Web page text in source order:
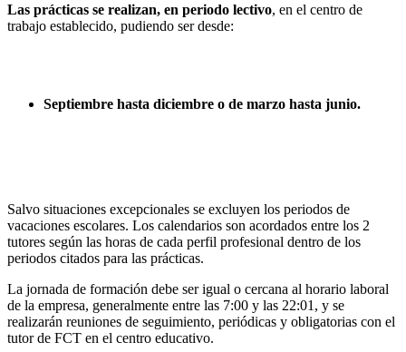
Las prácticas se realizan, en periodo lectivo, en el centro de
trabajo establecido, pudiendo ser desde:
Septiembre hasta diciembre o de marzo hasta junio.
Salvo situaciones excepcionales se excluyen los periodos de
vacaciones escolares. Los calendarios son acordados entre los 2
tutores según las horas de cada perfil profesional dentro de los
periodos citados para las prácticas.
La jornada de formación debe ser igual o cercana al horario laboral
de la empresa, generalmente entre las 7:00 y las 22:01, y se
realizarán reuniones de seguimiento, periódicas y obligatorias con el
tutor de FCT en el centro educativo.